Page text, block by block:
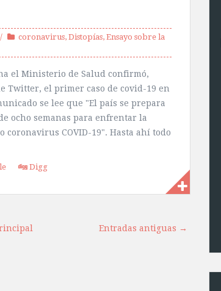
coronavirus, Distopías, Ensayo sobre la
el Ministerio de Salud confirmó,
Twitter, el primer caso de covid-19 en
se lee que "El país se prepara
ocho semanas para enfrentar la
coronavirus COVID-19". Hasta ahí todo
Digg
Entradas antiguas →